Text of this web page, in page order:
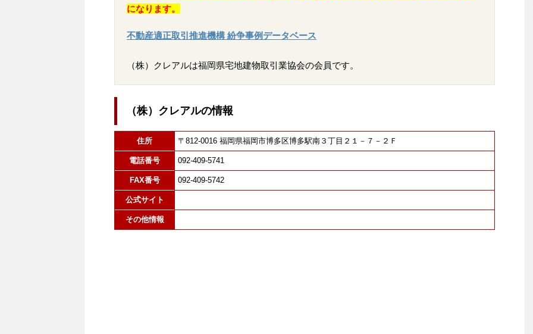
になります。
不動産適正取引推進機構 紛争事例データベース
（株）クレアルは福岡県宅地建物取引業協会の会員です。
（株）クレアルの情報
住所 〒812-0016 福岡県福岡市博多区博多駅南３丁目２１－７－２Ｆ
電話番号 092-409-5741
FAX番号 092-409-5742
公式サイト
その他情報